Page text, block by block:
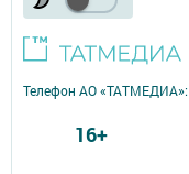
Телефон АО «ТАТМЕДИА»:
16+